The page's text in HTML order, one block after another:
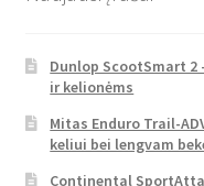
Dunlop ScootSmart
ir kelionėms
Mitas Enduro Trail-
keliui bei lengvam
Continental